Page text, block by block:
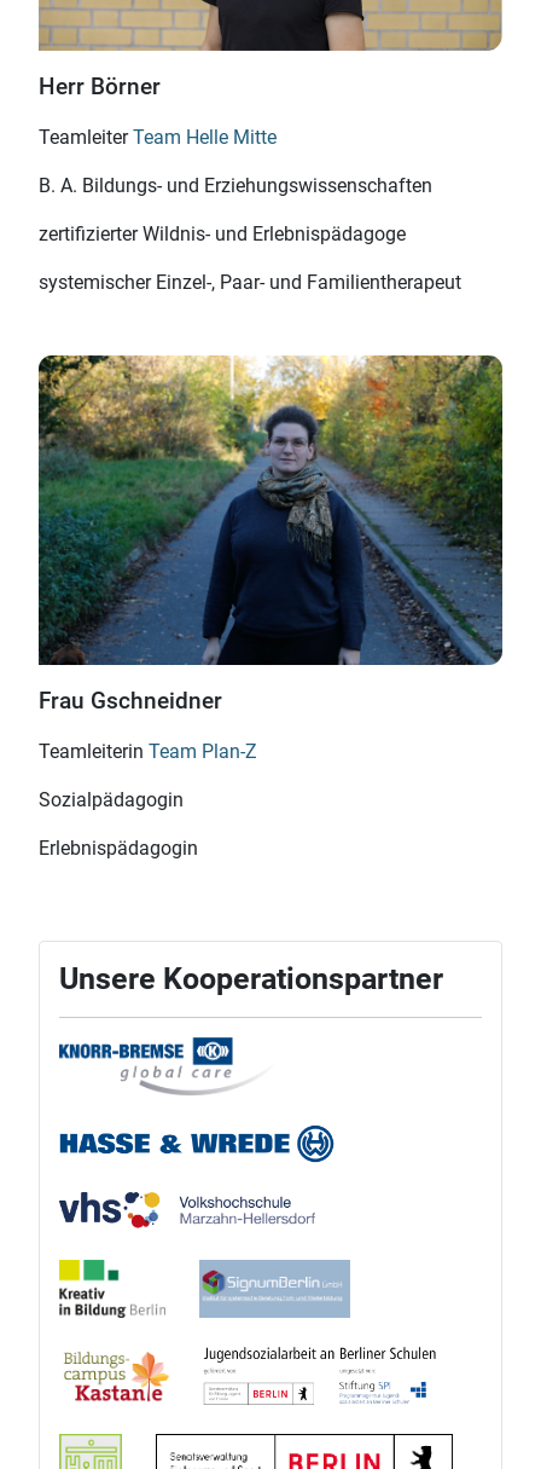
Herr Börner
TeamleiterTeam Helle Mitte
B. A. Bildungs- und Erziehungs­wissenschaften
zertifizierter Wildnis- und Erlebnis­pädagoge
systemischer Einzel-, Paar- und Familien­therapeut
Frau Gschneidner
Teamleiterin Team Plan-Z
Sozialpädagogin
Erlebnispädagogin
Unsere Kooperationspartner